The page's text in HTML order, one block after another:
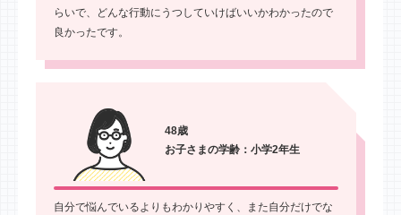
らいで、どんな行動にうつしていけばいいかわかったので
良かったです。
48歳
お子さまの学齢：小学2年生
自分で悩んでいるよりもわかりやすく、また自分だけでな